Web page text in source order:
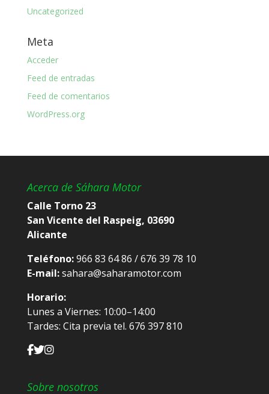
Uncategorized
Meta
Acceder
Feed de entradas
Feed de comentarios
WordPress.org
Acerca de Sáhara Motor
Calle Torno 23
San Vicente del Raspeig, 03690
Alicante
Teléfono:966 83 64 86 / 676 39 78 10
E-mail:sahara@saharamotor.com
Horario:
Lunes a Viernes: 10:00–14:00
Tardes: Cita previa tel. 676 397 810
Sobre nosotros